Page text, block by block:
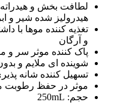
لطافت بخش و هیدراته
هیدرولیز شده شیر و
تغذیه کننده موها با
و آرگان
پاک کننده موثر سر و
شوینده ای ملایم و
تسهیل کننده شانه
موثر در حفظ رطوبت
حجم: 250mL